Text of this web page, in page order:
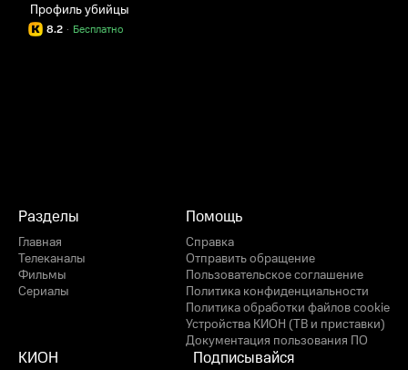
Профиль убийцы
8.2 Бесплатно
·
Разделы
Главная
Телеканалы
Фильмы
Сериалы
Помощь
Справка
Отправить обращение
Пользовательское соглашение
Политика конфиденциальности
Политика обработки файлов cookie
Устройства КИОН (ТВ и приставки)
Документация пользования ПО
КИОН Подписывайся